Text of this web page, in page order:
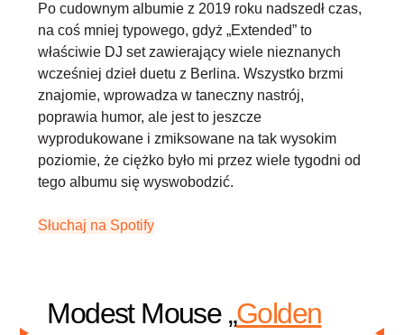
Po cudownym albumie z 2019 roku nadszedł czas,
na coś mniej typowego, gdyż „Extended” to
właściwie DJ set zawierający wiele nieznanych
wcześniej dzieł duetu z Berlina. Wszystko brzmi
znajomie, wprowadza w taneczny nastrój,
poprawia humor, ale jest to jeszcze
wyprodukowane i zmiksowane na tak wysokim
poziomie, że ciężko było mi przez wiele tygodni od
tego albumu się wyswobodzić.
Słuchaj na Spotify
Modest Mouse „Golden